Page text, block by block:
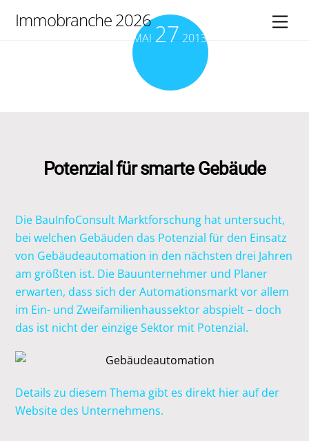
Immobranche 2026
MAI 27 2013
Potenzial für smarte Gebäude
Die BauInfoConsult Marktforschung hat untersucht,
bei welchen Gebäuden das Potenzial für den Einsatz
von Gebäudeautomation in den nächsten drei Jahren
am größten ist. Die Bauunternehmer und Planer
erwarten, dass sich der Automationsmarkt vor allem
im Ein- und Zweifamilienhaussektor abspielt – doch
das ist nicht der einzige Sektor mit Potenzial.
Details zu diesem Thema gibt es direkt hier auf der
Website des Unternehmens.